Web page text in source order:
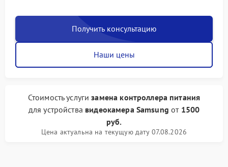
Получить консультацию
Наши цены
Стоимость услугизамена контроллера питания
для устройства видеокамера Samsung от 1500
руб.
Цена актуальна на текущую дату 07.08.2026